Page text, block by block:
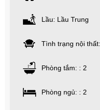
Lầu: Lầu Trung
Tình trạng nội
Phòng tắm: : 2
Phòng ngủ: : 2